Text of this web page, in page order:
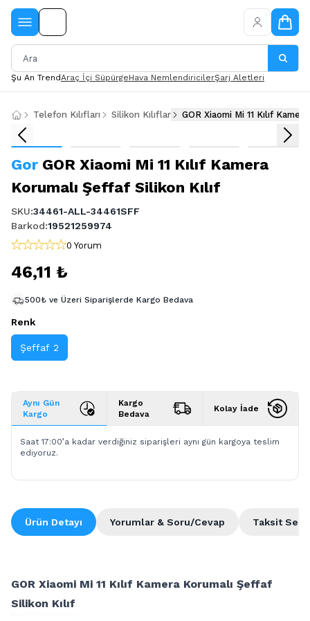
Şu An TrendAraç İçi SüpürgeHava NemlendiricilerŞarj Aletleri
Telefon Kılıfları Silikon Kılıflar GOR Xiaomi Mi 11 Kılıf
Gor GOR Xiaomi Mi 11 Kılıf Kamera
Korumalı Şeffaf Silikon Kılıf
SKU:34461-ALL-34461SFF
Barkod:19521259974
0 Yorum
46,11 ₺
500₺ ve Üzeri Siparişlerde Kargo Bedava
Renk
Şeffaf 2
Aynı Gün
Kargo
Kargo
Bedava
Kolay İade
Saat 17:00’a kadar verdiğiniz siparişleri aynı gün kargoya teslim
ediyoruz.
Ürün Detayı Taksit
Yorumlar & Soru/Cevap
GOR Xiaomi Mi 11 Kılıf Kamera Korumalı Şeffaf
Silikon Kılıf